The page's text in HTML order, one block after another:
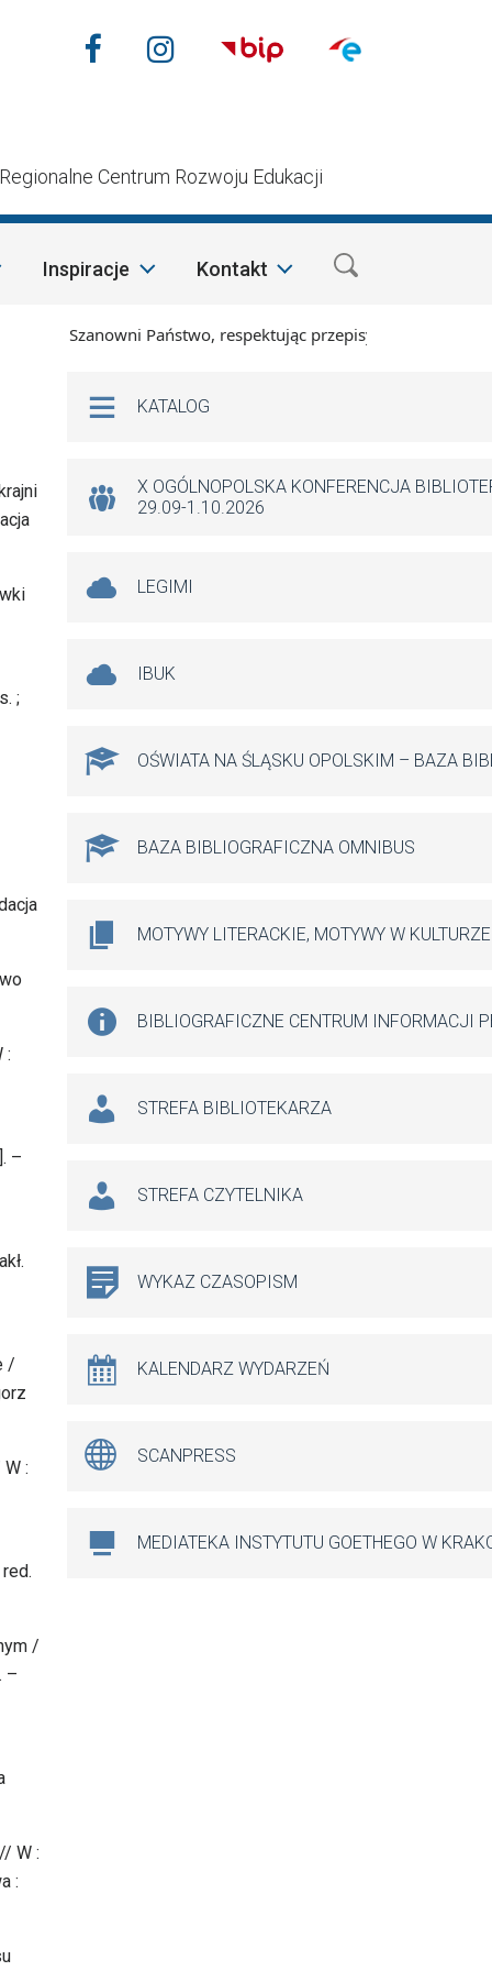
Nasze media
FacebookInstagram
Regionalne Centrum Rozwoju Edukacji
Inspiracje Kontakt
Szanowni Państwo, respektując przepisy prawa i mając na
;
:
–
/
:
/
–
W :
:
Na skróty
KATALOG
X OGÓLNOPOLSKA KONFERENCJA
29.09-1.10.2026
LEGIMI
IBUK
OŚWIATA NA ŚLĄSKU OPOLSKIM – BAZA
BAZA BIBLIOGRAFICZNA OMNIBUS
MOTYWY LITERACKIE, MOTYWY W KULTURZE
BIBLIOGRAFICZNE CENTRUM INFORMACJI
STREFA BIBLIOTEKARZA
STREFA CZYTELNIKA
WYKAZ CZASOPISM
KALENDARZ WYDARZEŃ
SCANPRESS
MEDIATEKA INSTYTUTU GOETHEGO W